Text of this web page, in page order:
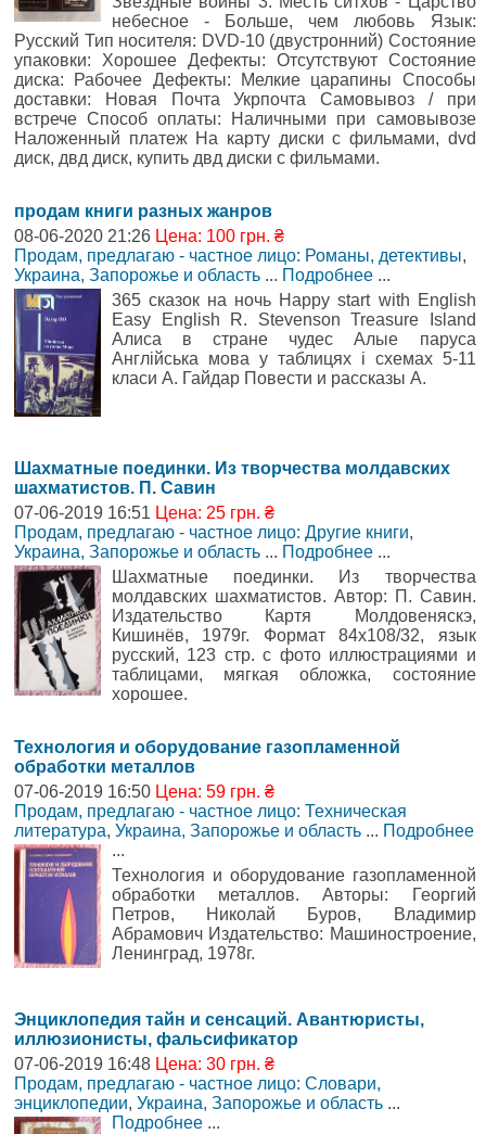
небесное - Больше, чем любовь Язык:
Русский Тип носителя: DVD-10 (двустронний) Состояние
упаковки: Хорошее Дефекты: Отсутствуют Состояние
диска: Рабочее Дефекты: Мелкие царапины Способы
доставки: Новая Почта Укрпочта Самовывоз / при
встрече Способ оплаты: Наличными при самовывозе
Наложенный платеж На карту диски с фильмами, dvd
диск, двд диск, купить двд диски с фильмами.
продам книги разных жанров
08-06-2020 21:26 Цена: 100 грн. ₴
Продам, предлагаю - частное лицо: Романы, детективы,
Украина, Запорожье и область ... Подробнее ...
365 сказок на ночь Happy start with English
Easy English R. Stevenson Treasure Island
Алиса в стране чудес Алые паруса
Англійська мова у таблицях і схемах 5-11
класи А. Гайдар Повести и рассказы А.
Шахматные поединки. Из творчества молдавских
шахматистов. П. Савин
07-06-2019 16:51 Цена: 25 грн. ₴
Продам, предлагаю - частное лицо: Другие книги,
Украина, Запорожье и область ... Подробнее ...
Шахматные поединки. Из творчества
молдавских шахматистов. Автор: П. Савин.
Издательство Картя Молдовеняскэ,
Кишинёв, 1979г. Формат 84х108/32, язык
русский, 123 стр. с фото иллюстрациями и
таблицами, мягкая обложка, состояние
хорошее.
Технология и оборудование газопламенной
обработки металлов
07-06-2019 16:50 Цена: 59 грн. ₴
Продам, предлагаю - частное лицо: Техническая
литература, Украина, Запорожье и область ... Подробнее
...
Технология и оборудование газопламенной
обработки металлов. Авторы: Георгий
Петров, Николай Буров, Владимир
Абрамович Издательство: Машиностроение,
Ленинград, 1978г.
Энциклопедия тайн и сенсаций. Авантюристы,
иллюзионисты, фальсификатор
07-06-2019 16:48 Цена: 30 грн. ₴
Продам, предлагаю - частное лицо: Словари,
энциклопедии, Украина, Запорожье и область ...
Подробнее ...